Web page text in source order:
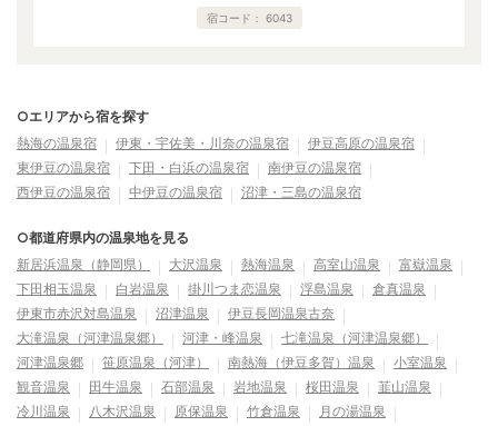
宿コード： 6043
○エリアから宿を探す
熱海の温泉宿
伊東・宇佐美・川奈の温泉宿
伊豆高原の温泉宿
東伊豆の温泉宿
下田・白浜の温泉宿
南伊豆の温泉宿
西伊豆の温泉宿
中伊豆の温泉宿 沼津・三島の温泉宿
○都道府県内の温泉地を見る
新居浜温泉（静岡県）
大沢温泉 熱海温泉 高室山温泉
富嶽温泉
下田相玉温泉
白岩温泉 掛川つま恋温泉 浮島温泉
倉真温泉
伊東市赤沢対島温泉
沼津温泉
伊豆長岡温泉古奈
大滝温泉（河津温泉郷）
河津・峰温泉
七滝温泉（河津温泉郷）
河津温泉郷
笹原温泉（河津） 南熱海（伊豆多賀）温泉
小室温泉
観音温泉
田牛温泉 石部温泉 岩地温泉 桜田温泉
韮山温泉
冷川温泉
八木沢温泉 原保温泉 竹倉温泉
月の湯温泉